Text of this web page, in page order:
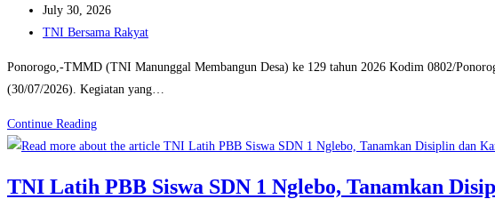
author:
Post
published:
July 30, 2026
Post
TNI Bersama Rakyat
Ponorogo,-TMMD (TNI Manunggal Membangun Desa) ke 129 tahun 2026 Kodim 0802/
(30/07/2026). Kegiatan yang…
Continue ReadingSasaran
Non
TMMD
TNI Latih PBB Siswa SDN 1 Nglebo, Tanamkan